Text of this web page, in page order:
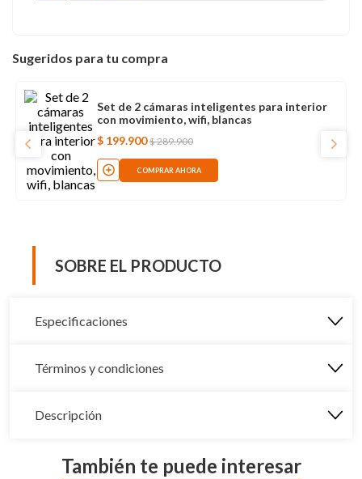
Sugeridos para tu compra
Set de 2 cámaras inteligentes para interior
con movimiento, wifi, blancas
$ 199.900 $289.900
COMPRAR AHORA
SOBRE EL PRODUCTO
Especificaciones
Términos y condiciones
Descripción
También te puede interesar